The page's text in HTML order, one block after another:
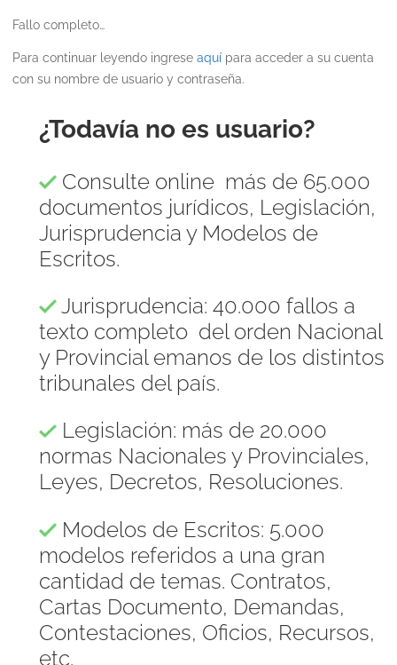
Fallo completo…
Para continuar leyendo ingrese aquípara acceder a su cuenta
con su nombre de usuario y contraseña.
¿Todavía no es usuario?
Consulte online más de 65.000
documentos jurídicos, Legislación,
Jurisprudencia y Modelos de
Escritos.
Jurisprudencia: 40.000 fallos a
texto completo del orden Nacional
y Provincial emanos de los distintos
tribunales del país.
Legislación: más de 20.000
normas Nacionales y Provinciales,
Leyes, Decretos, Resoluciones.
Modelos de Escritos: 5.000
modelos referidos a una gran
cantidad de temas. Contratos,
Cartas Documento, Demandas,
Contestaciones, Oficios, Recursos,
etc.